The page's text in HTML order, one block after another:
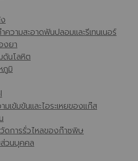
ความสะอาดฟันปลอมและรีเทนเนอร์
งยา
ดันโลหิต
ภูมิ
เข้มข้นและไอระเหยของแก๊ส
การรั่วไหลของก๊าซพิษ
วนบุคคล